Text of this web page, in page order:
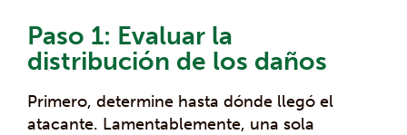
Paso 1: Evaluar la
distribución de los daños
Primero, determine hasta dónde llegó el
atacante. Lamentablemente, una sola